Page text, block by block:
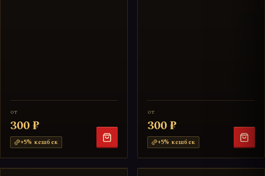
от
300 ₽
+5% кешбек
от
300 ₽
+5% кешбек